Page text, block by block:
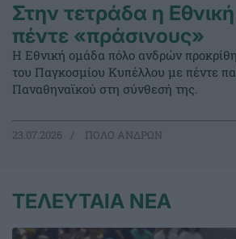
Στην τετράδα η
πέντε «πράσινους»
Η Εθνική ομάδα πόλο ανδρών
του Παγκοσμίου Κυπέλλου με πέντε
Παναθηναϊκού στη σύνθεσή της.
23.07.2026 ΠΟΛΟ ΑΝΔΡΩΝ
ΤΕΛΕΥΤΑΙΑ ΝΕΑ